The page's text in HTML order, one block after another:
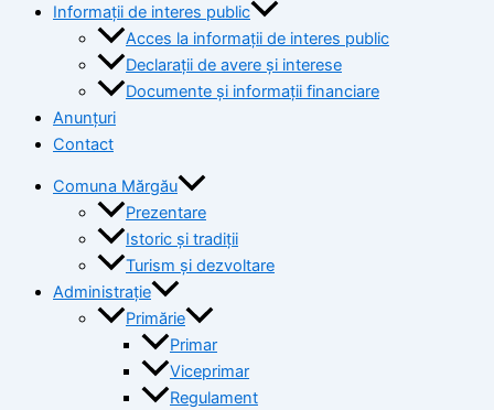
Informații de interes public
Acces la informații de interes public
Declarații de avere și interese
Documente și informații financiare
Anunțuri
Contact
Comuna Mărgău
Prezentare
Istoric și tradiții
Turism și dezvoltare
Administrație
Primărie
Primar
Viceprimar
Regulament